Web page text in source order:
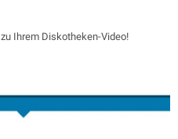
Ihrem Diskotheken-Video!